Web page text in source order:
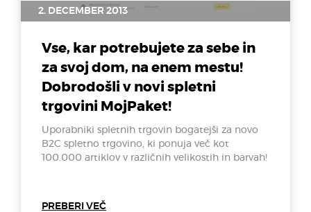
2. DECEMBER 2013
Vse, kar potrebujete za sebe in
za svoj dom, na enem mestu!
Dobrodošli v novi spletni
trgovini MojPaket!
Uporabniki spletnih trgovin bogatejši za novo
B2C spletno trgovino, ki ponuja več kot
100.000 artiklov v različnih velikostih in barvah!
PREBERI VEČ